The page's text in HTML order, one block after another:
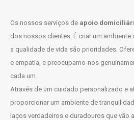
Os nossos serviços de apoio
dos nossos clientes. É criar um
a qualidade de vida são prioridades.
e empatia, e preocupamo-nos
cada um.
Através de um cuidado personalizado e
proporcionar um ambiente de
laços verdadeiros e duradouros que vão